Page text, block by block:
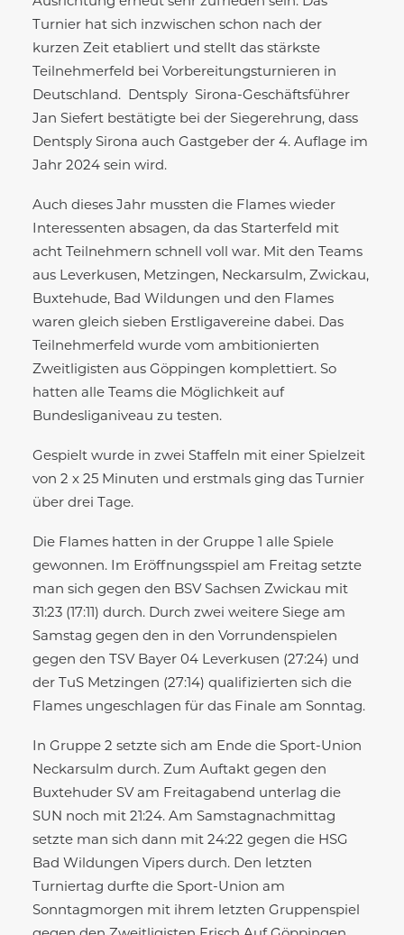
Turnier hat sich inzwischen schon nach der
kurzen Zeit etabliert und stellt das stärkste
Teilnehmerfeld bei Vorbereitungsturnieren in
Deutschland. Dentsply Sirona-Geschäftsführer
Jan Siefert bestätigte bei der Siegerehrung, dass
Dentsply Sirona auch Gastgeber der 4. Auflage im
Jahr 2024 sein wird.
Auch dieses Jahr mussten die Flames wieder
Interessenten absagen, da das Starterfeld mit
acht Teilnehmern schnell voll war. Mit den Teams
aus Leverkusen, Metzingen, Neckarsulm, Zwickau,
Buxtehude, Bad Wildungen und den Flames
waren gleich sieben Erstligavereine dabei. Das
Teilnehmerfeld wurde vom ambitionierten
Zweitligisten aus Göppingen komplettiert. So
hatten alle Teams die Möglichkeit auf
Bundesliganiveau zu testen.
Gespielt wurde in zwei Staffeln mit einer Spielzeit
von 2 x 25 Minuten und erstmals ging das Turnier
über drei Tage.
Die Flames hatten in der Gruppe 1 alle Spiele
gewonnen. Im Eröffnungsspiel am Freitag setzte
man sich gegen den BSV Sachsen Zwickau mit
31:23 (17:11) durch. Durch zwei weitere Siege am
Samstag gegen den in den Vorrundenspielen
gegen den TSV Bayer 04 Leverkusen (27:24) und
der TuS Metzingen (27:14) qualifizierten sich die
Flames ungeschlagen für das Finale am Sonntag.
In Gruppe 2 setzte sich am Ende die Sport-Union
Neckarsulm durch. Zum Auftakt gegen den
Buxtehuder SV am Freitagabend unterlag die
SUN noch mit 21:24. Am Samstagnachmittag
setzte man sich dann mit 24:22 gegen die HSG
Bad Wildungen Vipers durch. Den letzten
Turniertag durfte die Sport-Union am
Sonntagmorgen mit ihrem letzten Gruppenspiel